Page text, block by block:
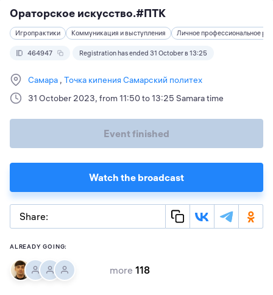
Ораторское искусство.#ПТК
Игропрактики Коммуникация и выступления Личное профессиональное
464947 Registration has ended 31 October в 13:25
Самара Точка кипения Самарский политех
31 October 2023, from 11:50 to 13:25 Samara time
Event finished
Watch the broadcast
Share:
ALREADY GOING:
more 118